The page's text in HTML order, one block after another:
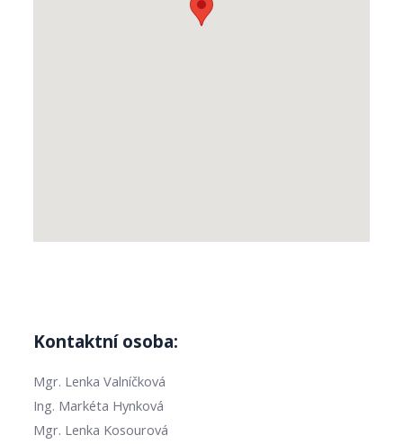
Kontaktní osoba:
Mgr. Lenka Valníčková
Ing. Markéta Hynková
Mgr. Lenka Kosourová